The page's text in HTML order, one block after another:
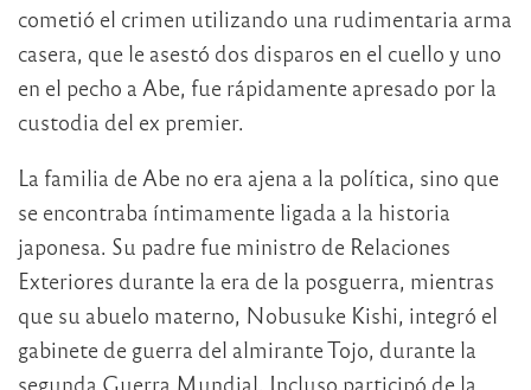
cometió el crimen utilizando una rudimentaria arma
casera, que le asestó dos disparos en el cuello y uno
en el pecho a Abe, fue rápidamente apresado por la
custodia del ex premier.
La familia de Abe no era ajena a la política, sino que
se encontraba íntimamente ligada a la historia
japonesa. Su padre fue ministro de Relaciones
Exteriores durante la era de la posguerra, mientras
que su abuelo materno, Nobusuke Kishi, integró el
gabinete de guerra del almirante Tojo, durante la
segunda Guerra Mundial. Incluso participó de la